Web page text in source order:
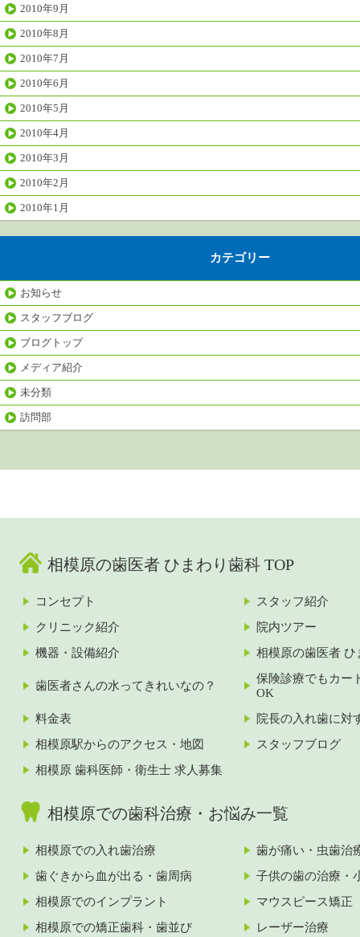
2010年9月
2010年8月
2010年7月
2010年6月
2010年5月
2010年4月
2010年3月
2010年2月
2010年1月
カテゴリー
お知らせ
スタッフブログ
ブログトップ
メディア紹介
未分類
訪問部
相模原の歯医者 ひまわり歯科 TOP
コンセプト
スタッフ紹介
クリニック紹介
院内ツアー
機器・設備紹介
相模原の歯医者 ひ
歯医者さんの水ってきれいなの？
保険診療でもカー
OK
料金表
院長の入れ歯に対
相模原駅からのアクセス・地図
スタッフブログ
相模原 歯科医師・衛生士 求人募集
相模原での歯科治療・お悩み一覧
相模原での入れ歯治療
歯が痛い・虫歯治
歯ぐきから血が出る・歯周病
子供の歯の治療・
相模原でのインプラント
マウスピース矯正
相模原での矯正歯科・歯並び
レーザー治療